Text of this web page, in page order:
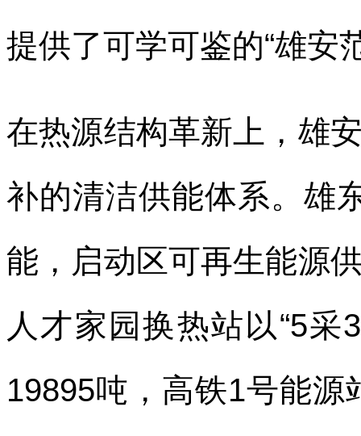
提供了可学可鉴的“雄安
在热源结构革新上，雄
补的清洁供能体系。雄
能，启动区可再生能源
人才家园换热站以“5
19895吨，高铁1号能源